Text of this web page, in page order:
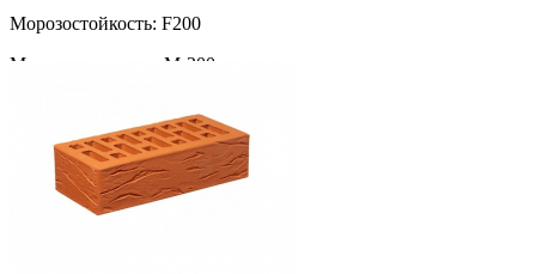
Морозостойкость: F200
Марка прочности: М-200
Пустотность: пустотелый
за шт